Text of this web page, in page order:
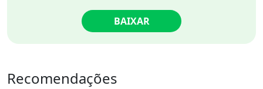
BAIXAR
Recomendações